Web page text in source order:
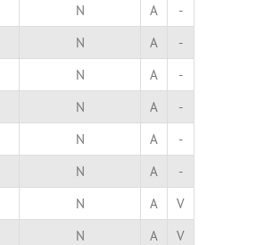
N A
-
N A
-
N A
-
N A
-
N A
-
N A
-
N A
V
N A
V